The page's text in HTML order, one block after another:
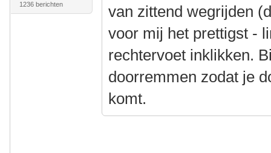
1236 berichten
van zittend wegrijden
voor mij het prettigst -
rechtervoet inklikken.
doorremmen zodat je
komt.